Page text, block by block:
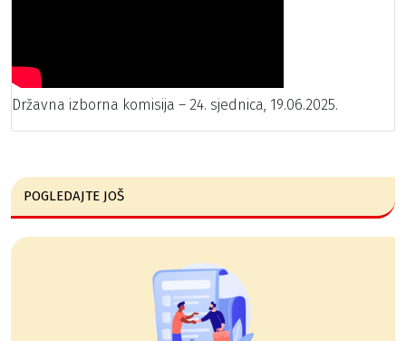
Državna izborna komisija – 24. sjednica, 19.06.2025.
POGLEDAJTE JOŠ